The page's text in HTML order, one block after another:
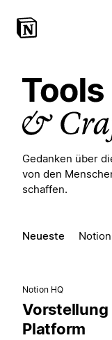
Gedanken über
von den
schaffen.
Neueste
Notion HQ
Vorstellung
Platform